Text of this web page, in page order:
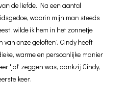
de liefde. Na een aantal
waarin mijn man steeds
wilde ik hem in het zonnetje
van onze geloften'. Cindy heeft
warme en persoonlijke manier
'ja!' zeggen was, dankzij Cindy,
keer.